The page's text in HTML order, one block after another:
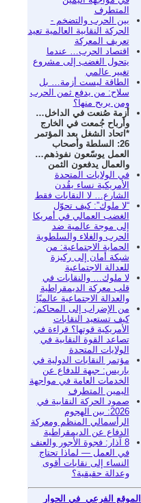
المتطرف
بين الحرب والتضخم -
الحركة النقابية العالمية تعيد
تعريف المعركة
اقتصاد الحرب… عندما
يتحول الغضب إلى مشروع
تغيير عالمي
الطاقة ليست أزمة… بل
سلاح: من يدفع ثمن الحرب
ومن يربح منها؟
أزمة صُنعت في الداخل…
وأرباح جُمعت في الخارج
*اتحاد الشغل بعد المؤتمر
26: السلطة وأصحاب
العمل يوسّعون نفوذهم…
والعمال يدفعون الثمن
في الولايات المتحدة
الأمريكية نساء يقُدن
الشارع… لا النقابات فقط
“لا ملوك”: كيف تحوّل
الغضب العمالي في أمريكا
إلى موجة عالمية ضد
الحرب والغلاء والسلطوية
الحماية الاجتماعية: من
شبكة أمان إلى ركيزة
للعدالة الاجتماعية
لا ملوك… والنقابات في
قلب معركة الديمقراطية
والعدالة الاجتماعية عالميًا
من الإضراب إلى المحاكم:
كيف تستعيد النقابات
الأمريكية قوتها؟ قراءة في
تصاعد القوة النقابية في
الولايات المتحدة
مؤتمر النقابات الدولية في
باريس: جبهة للدفاع عن
الخدمات العامة في مواجهة
اليمين المتطرف
صمود الحركة النقابية في
2026: بين الهجوم
الرأسمالي المنظم ومعركة
الدفاع عن الديمقراطية
8 آذار: فجوة الأجور والعنف
في العمل — لماذا تحتاج
النساء إلى نقابات أقوى
وعدالة حقيقية؟
الموقع الفرعي في الحوار